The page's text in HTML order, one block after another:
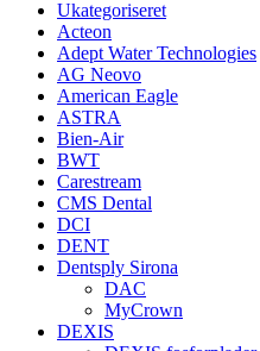
Ukategoriseret
Acteon
Adept Water Technologies
AG Neovo
American Eagle
ASTRA
Bien-Air
BWT
Carestream
CMS Dental
DCI
DENT
Dentsply Sirona
DAC
MyCrown
DEXIS